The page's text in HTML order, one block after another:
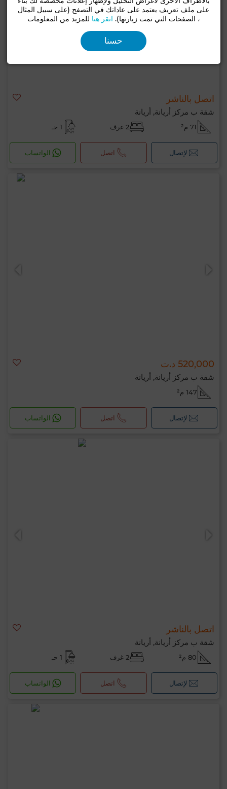
اتصل بالناشر
شقة ب مركز أريانة, أريانة
71 م² 2 غرف 1 حـ
لإتصال اتصل الواتساب
520,000 د.ت
شقة ب مركز أريانة, أريانة
147 م²
لإتصال اتصل الواتساب
اتصل بالناشر
شقة ب مركز أريانة, أريانة
80 م² 2 غرف 1 حـ
لإتصال اتصل الواتساب
على ملف تعريف يعتمد على عاداتك في التصفح (على سبيل المثال
، الصفحات التي تمت زيارتها). انقر هنا للمزيد من المعلومات
حسنا